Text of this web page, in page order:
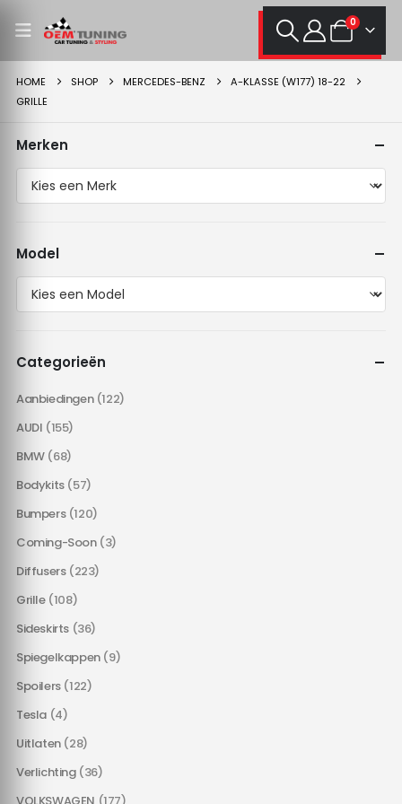
0
HOME SHOP MERCEDES-BENZ
A-KLASSE (W177) 18-22
GRILLE
Merken
Model
Categorieën
Aanbiedingen (122)
AUDI (155)
BMW (68)
Bodykits (57)
Bumpers (120)
Coming-Soon (3)
Diffusers (223)
Grille (108)
Sideskirts (36)
Spiegelkappen (9)
Spoilers (122)
Tesla (4)
Uitlaten (28)
Verlichting (36)